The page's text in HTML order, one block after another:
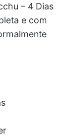
– 4 Dias
e com